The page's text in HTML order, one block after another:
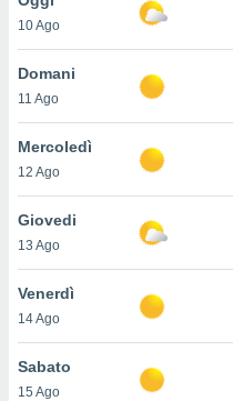
è
al sito
di
ci
di
il
un
la
10 Ago
Domani
11 Ago
Mercoledì
12 Ago
Giovedi
13 Ago
Venerdì
14 Ago
Sabato
15 Ago